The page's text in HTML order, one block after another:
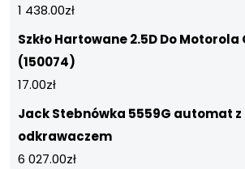
1 438.00zł
Szkło Hartowane 2.5D Do Motorola
(150074)
17.00zł
Jack Stebnówka 5559G automat z
odkrawaczem
6 027.00zł